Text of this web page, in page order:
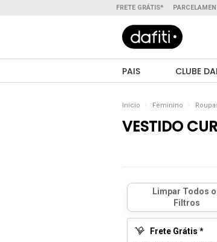
FRETE GRÁTIS*
PAIS CLUBE
Início Feminino
VESTIDO
Frete Grátis *